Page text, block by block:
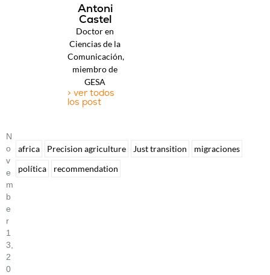
Antoni
Castel
Doctor en
Ciencias de la
Comunicación,
miembro de
GESA
> ver todos
los post
N
O
V
E
M
B
E
R
1
3,
2
0
africa Precision agriculture Just transition
migraciones
política
recommendation